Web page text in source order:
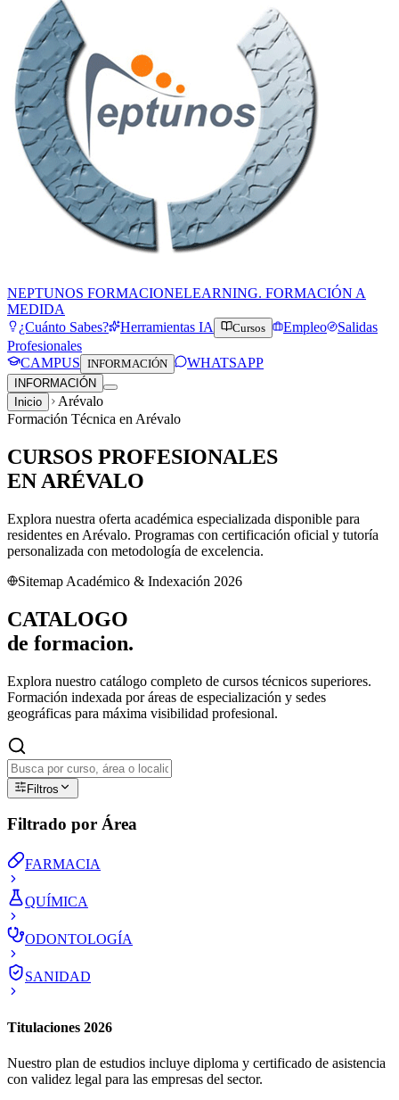
NEPTUNOS FORMACIONELEARNING. FORMACIÓN A
MEDIDA
¿Cuánto Sabes?
Herramientas IA Cursos Empleo
Salidas
Profesionales
CAMPUS INFORMACIÓN WHATSAPP
INFORMACIÓN
Inicio
Arévalo
Formación Técnica en Arévalo
CURSOS PROFESIONALES
EN ARÉVALO
Explora nuestra oferta académica especializada disponible para
residentes en Arévalo. Programas con certificación oficial y tutoría
personalizada con metodología de excelencia.
Sitemap Académico & Indexación 2026
CATALOGO
de formacion.
Explora nuestro catálogo completo de cursos técnicos superiores.
Formación indexada por áreas de especialización y sedes
geográficas para máxima visibilidad profesional.
Filtros
Filtrado por Área
FARMACIA
QUÍMICA
ODONTOLOGÍA
SANIDAD
Titulaciones 2026
Nuestro plan de estudios incluye diploma y certificado de asistencia
con validez legal para las empresas del sector.